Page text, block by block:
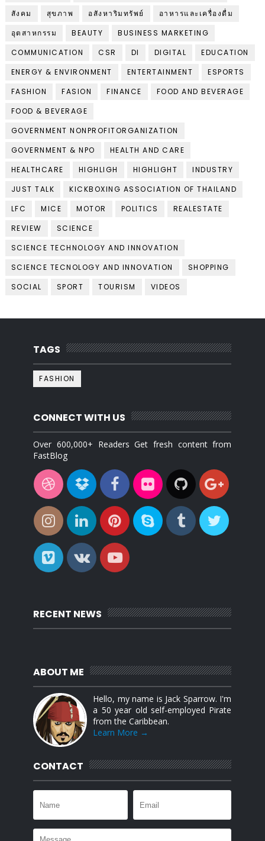
สังคม
สุขภาพ อสังหาริมทรัพย์
อาหารและเครื่องดื่ม
อุตสาหกรรม
BEAUTY
BUSINESS MARKETING
COMMUNICATION
CSR DI DIGITAL
EDUCATION
ENERGY & ENVIRONMENT
ENTERTAINMENT
ESPORTS
FASHION
FASION FINANCE
FOOD AND BEVERAGE
FOOD & BEVERAGE
GOVERNMENT NONPROFITORGANIZATION
GOVERNMENT & NPO
HEALTH AND CARE
HEALTHCARE
HIGHLIGH HIGHLIGHT
INDUSTRY
JUST TALK
KICKBOXING ASSOCIATION OF THAILAND
LFC
MICE MOTOR POLITICS
REALESTATE
REVIEW
SCIENCE
SCIENCE TECHNOLOGY AND INNOVATION
SCIENCE TECNOLOGY AND INNOVATION
SHOPPING
SOCIAL
SPORT TOURISM VIDEOS
TAGS
FASHION
CONNECT WITH US
Over 600,000+ Readers Get fresh content from
FastBlog
RECENT NEWS
ABOUT ME
Hello, my name is Jack Sparrow. I'm
a 50 year old self-employed Pirate
from the Caribbean.
Learn More →
CONTACT